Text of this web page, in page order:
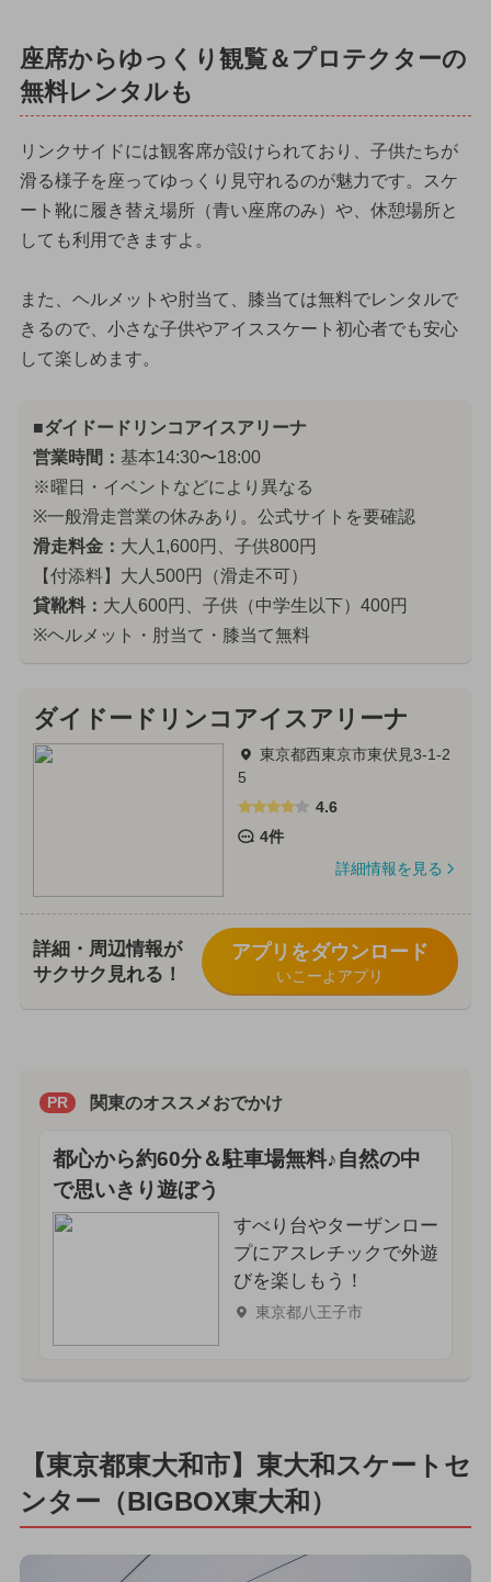
座席からゆっくり観覧＆プロテクターの
無料レンタルも
リンクサイドには観客席が設けられており、子供たちが
滑る様子を座ってゆっくり見守れるのが魅力です。スケ
ート靴に履き替え場所（青い座席のみ）や、休憩場所と
しても利用できますよ。
また、ヘルメットや肘当て、膝当ては無料でレンタルで
きるので、小さな子供やアイススケート初心者でも安心
して楽しめます。
■ダイドードリンコアイスアリーナ
営業時間： 基本14:30〜18:00
※曜日・イベントなどにより異なる
※一般滑走営業の休みあり。公式サイトを要確認
滑走料金： 大人1,600円、子供800円
【付添料】大人500円（滑走不可）
貸靴料： 大人600円、子供（中学生以下）400円
※ヘルメット・肘当て・膝当て無料
ダイドードリンコアイスアリーナ
東京都西東京市東伏見3-1-2
5
4.6
4件
詳細情報を見る
詳細・周辺情報が
サクサク見れる！
アプリをダウンロード
いこーよアプリ
PR 関東のオススメおでかけ
都心から約60分＆駐車場無料♪自然の中
で思いきり遊ぼう
すべり台やターザンロー
プにアスレチックで外遊
びを楽しもう！
東京都八王子市
【東京都東大和市】東大和スケートセ
ンター（BIGBOX東大和）